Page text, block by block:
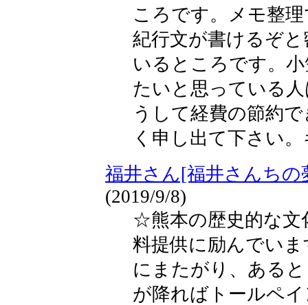
ころです。メモ整
紀行文が書けるぞ
いるところです。
たいと思っている
うして経費の節約
く申し出て下さい
福井さん[福井さんち
(2019/9/8)
☆熊本の歴史的な文
料提供に励んでい
にまたがり、ある
が降ればトールペ